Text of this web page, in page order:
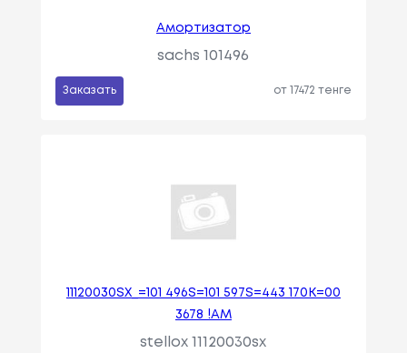
Амортизатор
sachs 101496
Заказать от 17472 тенге
11120030SX_=101 496S=101 597S=443 170K=00
3678 !АМ
stellox 11120030sx